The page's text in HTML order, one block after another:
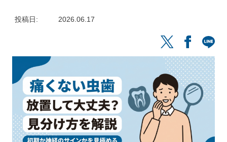
投稿日 2026.06.17